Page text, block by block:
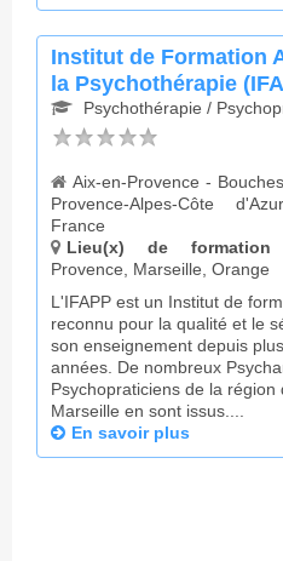
Institut de Formation
la Psychothérapie
Psychothérapie /
Aix-en-Provence -
Provence-Alpes-Côte
France
Lieu(x) de
Provence, Marseille, Orange
L'IFAPP est un Institut de
reconnu pour la qualité et le
son enseignement depuis
années. De nombreux
Psychopraticiens de la région
Marseille en sont issus....
En savoir plus